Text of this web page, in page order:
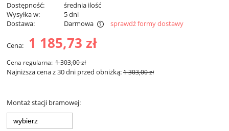
Dostępność:
średnia ilość
Wysyłka w:
5 dni
Dostawa:
Darmowa
sprawdź formy dostawy
Cena: 1 185,73 zł
Cena regularna: 1 303,00 zł
Najniższa cena z 30 dni przed obniżką:1 303,00 zł
Montaż stacji bramowej: